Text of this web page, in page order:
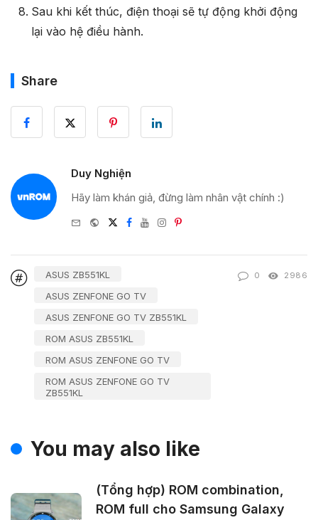
Sau khi kết thúc, điện thoại sẽ tự động khởi động
lại vào hệ điều hành.
Share
Duy Nghiện
Hãy làm khán giả, đừng làm nhân vật chính :)
e-
WebsiteTwitter
Facebook
YoutubeInstagram
Pinterest
ASUS ZB551KL
ASUS ZENFONE GO TV
ASUS ZENFONE GO TV ZB551KL
ROM ASUS ZB551KL
ROM ASUS ZENFONE GO TV
ROM ASUS ZENFONE GO TV
ZB551KL
0 2986
You may also like
(Tổng hợp) ROM combination,
ROM full cho Samsung Galaxy